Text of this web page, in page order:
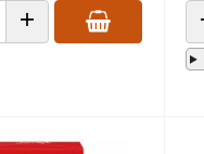
ANZAHL ERHÖHEN